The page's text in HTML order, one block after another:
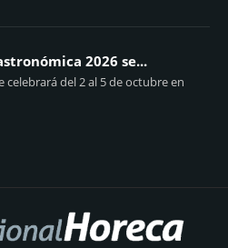
2026 se...
celebrará del 2 al 5 de octubre en